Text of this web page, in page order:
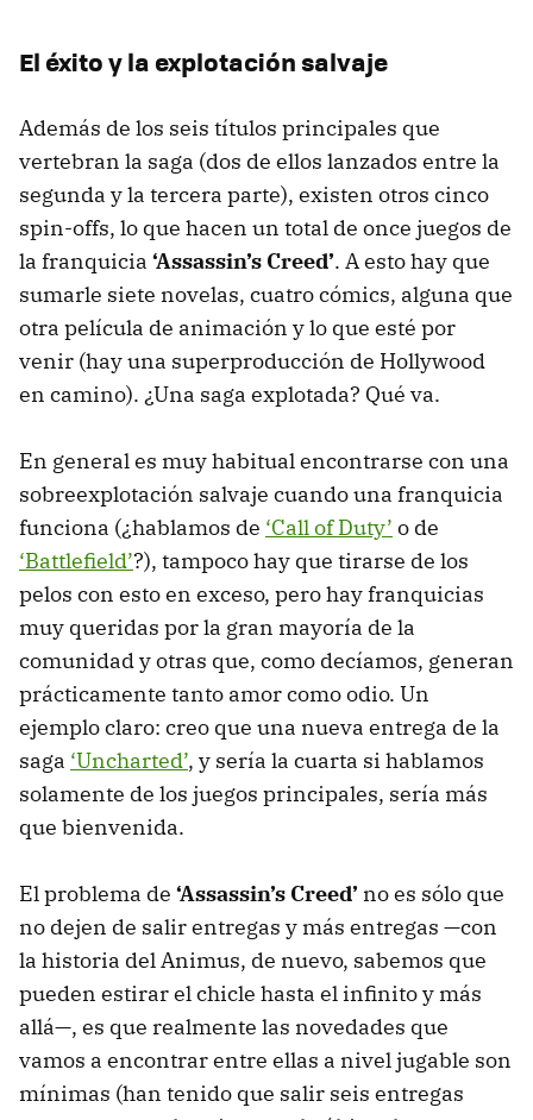
El éxito y la explotación salvaje
Además de los seis títulos principales que
vertebran la saga (dos de ellos lanzados entre la
segunda y la tercera parte), existen otros cinco
spin-offs, lo que hacen un total de once juegos de
la franquicia ‘Assassin’s Creed’. A esto hay que
sumarle siete novelas, cuatro cómics, alguna que
otra película de animación y lo que esté por
venir (hay una superproducción de Hollywood
en camino). ¿Una saga explotada? Qué va.
En general es muy habitual encontrarse con una
sobreexplotación salvaje cuando una franquicia
funciona (¿hablamos de ‘Call of Duty’ o de
‘Battlefield’?), tampoco hay que tirarse de los
pelos con esto en exceso, pero hay franquicias
muy queridas por la gran mayoría de la
comunidad y otras que, como decíamos, generan
prácticamente tanto amor como odio. Un
ejemplo claro: creo que una nueva entrega de la
saga ‘Uncharted’, y sería la cuarta si hablamos
solamente de los juegos principales, sería más
que bienvenida.
El problema de ‘Assassin’s Creed’ no es sólo que
no dejen de salir entregas y más entregas —con
la historia del Animus, de nuevo, sabemos que
pueden estirar el chicle hasta el infinito y más
allá—, es que realmente las novedades que
vamos a encontrar entre ellas a nivel jugable son
mínimas (han tenido que salir seis entregas